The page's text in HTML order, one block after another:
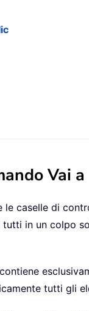
Vai a
caselle di
in un colpo
tutti gli